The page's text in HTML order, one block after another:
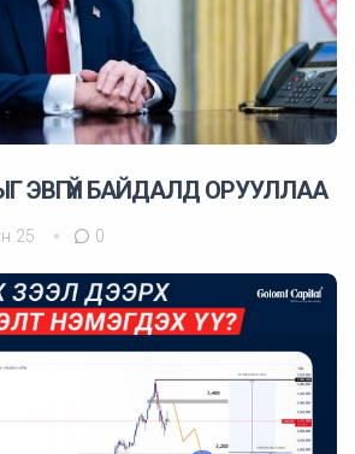
ЭВГҮЙ БАЙДАЛД ОРУУЛЛАА
25 0